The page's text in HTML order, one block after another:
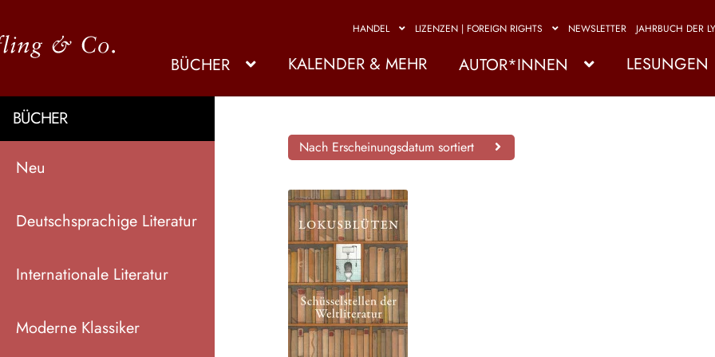
HANDEL LIZENZEN | FOREIGN RIGHTS NEWSLETTER JAHRBUCH DER
BÜCHER KALENDER & MEHR AUTOR*INNEN LESUNGEN
BÜCHER
Neu
Deutschsprachige Literatur
Internationale Literatur
Moderne Klassiker
Nach Erscheinungsdatum sortiert